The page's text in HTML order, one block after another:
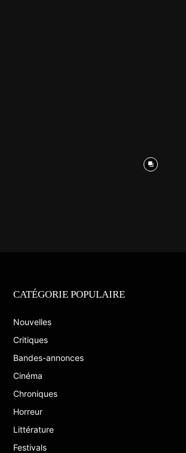
CATÉGORIE POPULAIRE
Nouvelles
Critiques
Bandes-annonces
Cinéma
Chroniques
Horreur
Littérature
Festivals